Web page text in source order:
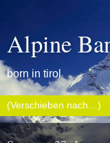
Alpine
born in tirol